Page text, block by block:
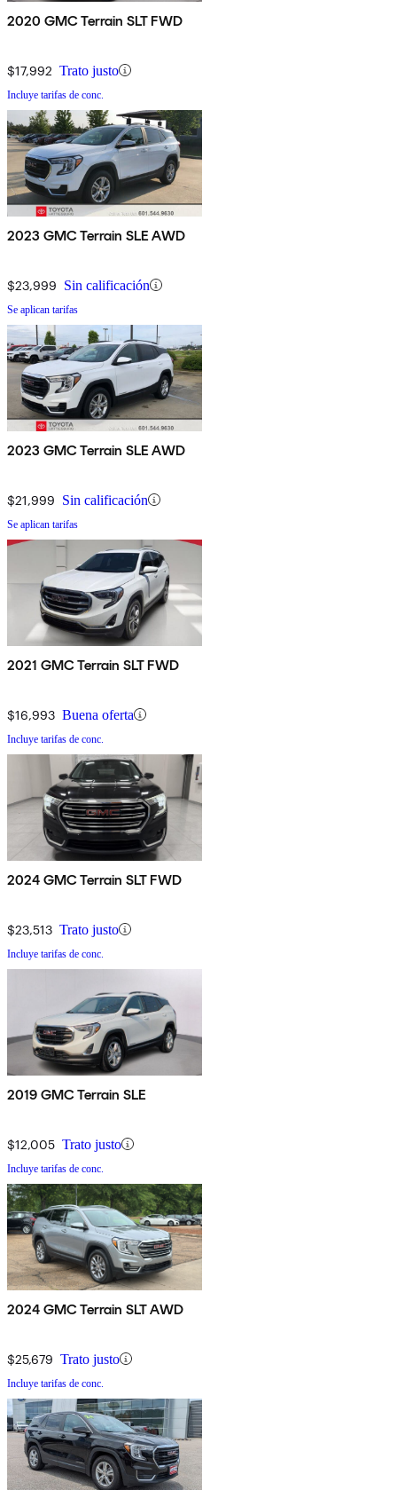
2020 GMC Terrain SLT FWD
$17,992 Trato justo
Incluye tarifas de conc.
2023 GMC Terrain SLE AWD
$23,999 Sin calificación
Se aplican tarifas
2023 GMC Terrain SLE AWD
$21,999 Sin calificación
Se aplican tarifas
2021 GMC Terrain SLT FWD
$16,993 Buena oferta
Incluye tarifas de conc.
2024 GMC Terrain SLT FWD
$23,513 Trato justo
Incluye tarifas de conc.
2019 GMC Terrain SLE
$12,005 Trato justo
Incluye tarifas de conc.
2024 GMC Terrain SLT AWD
$25,679 Trato justo
Incluye tarifas de conc.